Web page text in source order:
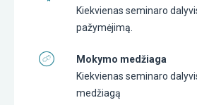
Kiekvienas seminaro
pažymėjimą.
Mokymo medžiaga
Kiekvienas seminaro
medžiagą